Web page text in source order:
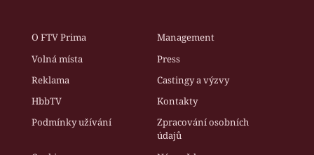
O FTV Prima
Management
Volná místa
Press
Reklama
Castingy a výzvy
HbbTV
Kontakty
Podmínky užívání
Zpracování osobních
údajů